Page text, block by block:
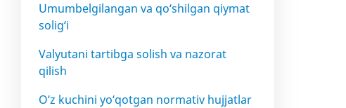
Umumbelgilangan va qo‘shilgan qiymat
solig‘i
Valyutani tartibga solish va nazorat
qilish
O‘z kuchini yo‘qotgan normativ hujjatlar